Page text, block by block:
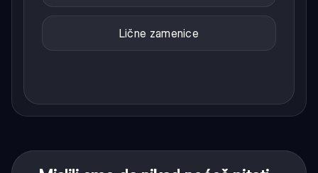
Lične zamenice